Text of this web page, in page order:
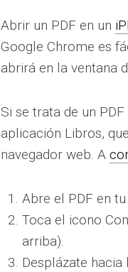
Abrir un PDF en un
Google Chrome es
abrirá en la ventana
Si se trata de un
aplicación Libros,
navegador web. A
Abre el PDF en
Toca el icono
arriba).
Desplázate